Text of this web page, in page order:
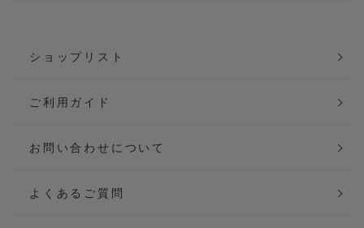
ショップリスト
ご利用ガイド
お問い合わせについて
よくあるご質問